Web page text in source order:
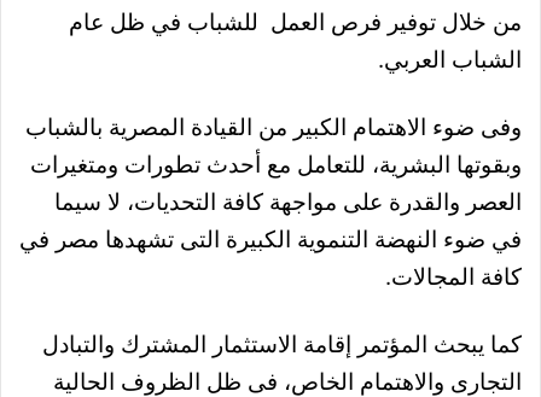
من خلال توفير فرص العمل للشباب في ظل عام
الشباب العربي.
وفى ضوء الاهتمام الكبير من القيادة المصرية بالشباب
وبقوتها البشرية، للتعامل مع أحدث تطورات ومتغيرات
العصر والقدرة على مواجهة كافة التحديات، لا سيما
في ضوء النهضة التنموية الكبيرة التى تشهدها مصر في
كافة المجالات.
كما يبحث المؤتمر إقامة الاستثمار المشترك والتبادل
التجارى والاهتمام الخاص، فى ظل الظروف الحالية